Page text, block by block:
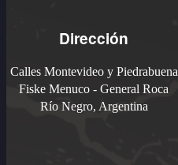
Dirección
Calles Montevideo y Piedrabuena
Fiske Menuco - General Roca
Río Negro, Argentina